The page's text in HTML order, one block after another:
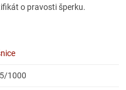
o pravosti šperku.
1000